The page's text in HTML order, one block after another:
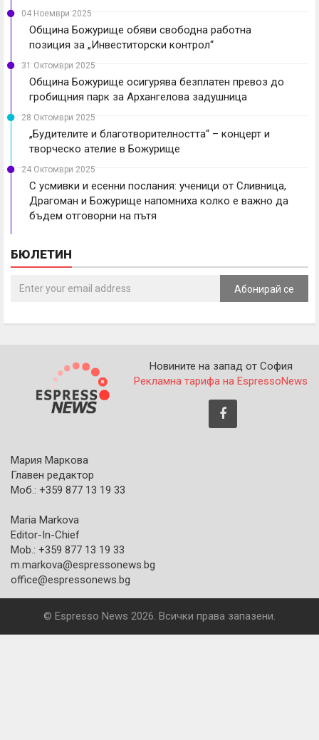
04 Ноември 2025
Община Божурище обяви свободна работна
позиция за „Инвеститорски контрол“
31 Октомври 2025
Община Божурище осигурява безплатен превоз до
гробищния парк за Архангелова задушница
28 Октомври 2025
„Будителите и благотворителността“ – концерт и
творческо ателие в Божурище
24 Октомври 2025
С усмивки и есенни послания: ученици от Сливница,
Драгоман и Божурище напомниха колко е важно да
бъдем отговорни на пътя
БЮЛЕТИН
Абонирай се
Новините на запад от София
Рекламна тарифа на EspressoNews
Мария Маркова
Главен редактор
Моб.: +359 877 13 19 33
Maria Markova
Editor-In-Chief
Mob.: +359 877 13 19 33
m.markova@espressonews.bg
office@espressonews.bg
© Espresso News 2026. Всички права запазени.